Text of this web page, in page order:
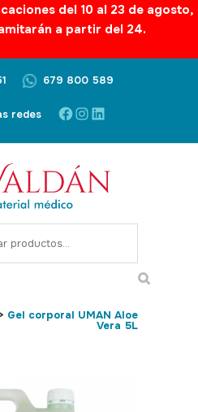
del 10 al 23 de agosto,
a partir del 24.
679 800 589
redes Facebook
Instagram
LinkedIn
> Gel corporal UMAN Aloe
Vera 5L